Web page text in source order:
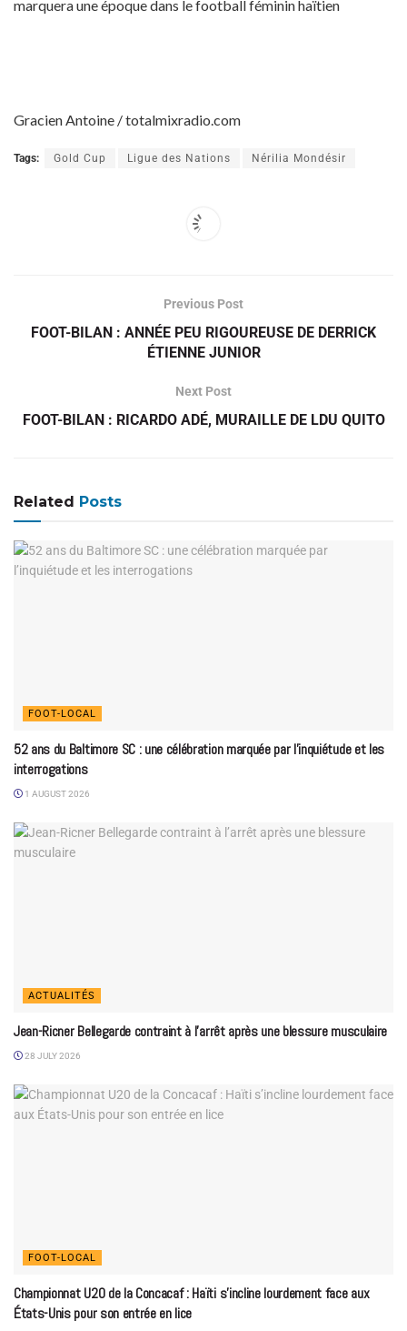
marquera une époque dans le football féminin haïtien
Gracien Antoine / totalmixradio.com
Tags: Gold Cup Ligue des Nations Nérilia Mondésir
Previous Post
FOOT-BILAN : ANNÉE PEU RIGOUREUSE DE DERRICK
ÉTIENNE JUNIOR
Next Post
FOOT-BILAN : RICARDO ADÉ, MURAILLE DE LDU QUITO
Related Posts
FOOT-LOCAL
52 ans du Baltimore SC : une célébration marquée par l’inquiétude et les
interrogations
1 AUGUST 2026
ACTUALITÉS
Jean-Ricner Bellegarde contraint à l’arrêt après une blessure musculaire
28 JULY 2026
FOOT-LOCAL
Championnat U20 de la Concacaf : Haïti s’incline lourdement face aux
États-Unis pour son entrée en lice